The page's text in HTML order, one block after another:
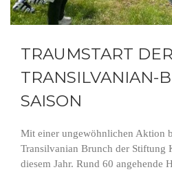
TRAUMSTART DER
TRANSILVANIAN-
SAISON
Mit einer ungewöhnlichen Aktion
Transilvanian Brunch der Stiftung
diesem Jahr. Rund 60 angehende